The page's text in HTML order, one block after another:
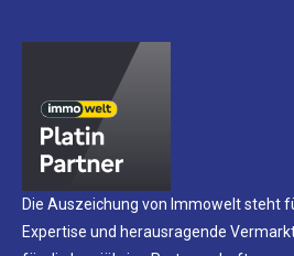
Die Auszeichung von Immowelt steht
Expertise und herausragende